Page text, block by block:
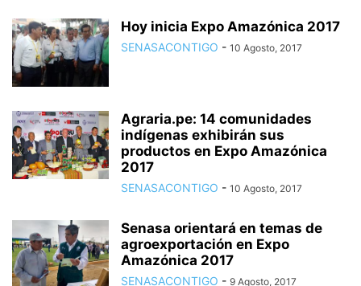
Hoy inicia Expo Amazónica 2017
SENASACONTIGO - 10 Agosto, 2017
Agraria.pe: 14 comunidades
indígenas exhibirán sus
productos en Expo Amazónica
2017
SENASACONTIGO - 10 Agosto, 2017
Senasa orientará en temas de
agroexportación en Expo
Amazónica 2017
SENASACONTIGO - 9 Agosto, 2017